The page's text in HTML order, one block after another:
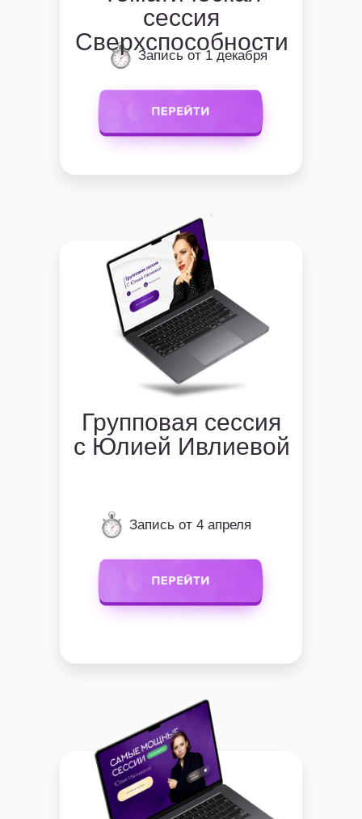
Запись от 1 декабря
сессия
Сверхспособности
Запись от 4 апреля
Групповая сессия
с Юлией Ивлиевой